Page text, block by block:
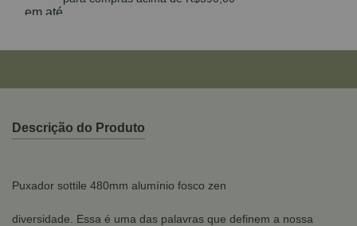
Descrição do Produto
Puxador sottile 480mm alumínio fosco zen
diversidade. Essa é uma das palavras que definem a nossa